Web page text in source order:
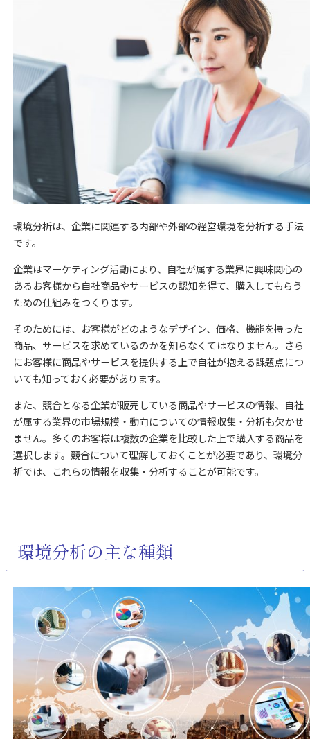
環境分析は、企業に関連する内部や外部の経営環境を分析する手法
です。
企業はマーケティング活動により、自社が属する業界に興味関心の
あるお客様から自社商品やサービスの認知を得て、購入してもらう
ための仕組みをつくります。
そのためには、お客様がどのようなデザイン、価格、機能を持った
商品、サービスを求めているのかを知らなくてはなりません。さら
にお客様に商品やサービスを提供する上で自社が抱える課題点につ
いても知っておく必要があります。
また、競合となる企業が販売している商品やサービスの情報、自社
が属する業界の市場規模・動向についての情報収集・分析も欠かせ
ません。多くのお客様は複数の企業を比較した上で購入する商品を
選択します。競合について理解しておくことが必要であり、環境分
析では、これらの情報を収集・分析することが可能です。
環境分析の主な種類